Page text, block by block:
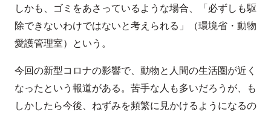
しかも、ゴミをあさっているような場合、「必ずしも駆
除できないわけではないと考えられる」（環境省・動物
愛護管理室）という。
今回の新型コロナの影響で、動物と人間の生活圏が近く
なったという報道がある。苦手な人も多いだろうが、も
しかしたら今後、ねずみを頻繁に見かけるようになるの